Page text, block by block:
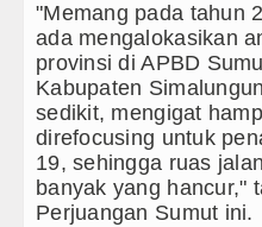
HIV/AIDS Melalui
"Memang pada tahun
ada mengalokasikan
provinsi di APBD
Kabupaten
sedikit, mengigat
direfocusing untuk
19, sehingga ruas
banyak yang hancur,"
Perjuangan Sumut ini.